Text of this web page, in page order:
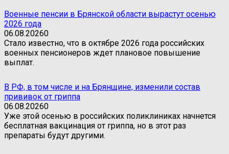
Военные пенсии в Брянской области вырастут осенью
2026 года
06.08.20260
Стало известно, что в октябре 2026 года российских
военных пенсионеров ждет плановое повышение
выплат.
В РФ, в том числе и на Брянщине, изменили состав
прививок от гриппа
06.08.20260
Уже этой осенью в российских поликлиниках начнется
бесплатная вакцинация от гриппа, но в этот раз
препараты будут другими.